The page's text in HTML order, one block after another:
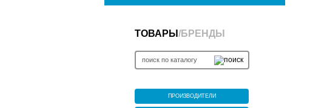
ТОВАРЫ /БРЕНДЫ
ПРОИЗВОДИТЕЛИ